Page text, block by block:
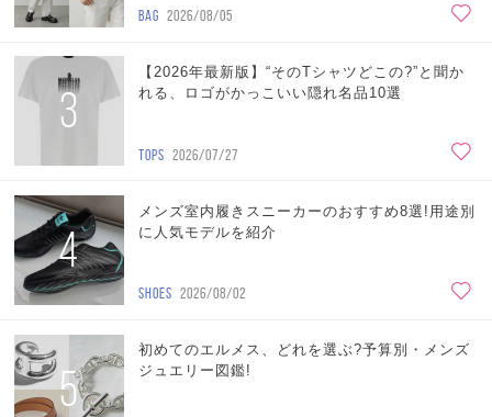
BAG 2026/08/05
3
【2026年最新版】“そのTシャツどこの?”と聞か
れる、ロゴがかっこいい隠れ名品10選
TOPS 2026/07/27
4
メンズ室内履きスニーカーのおすすめ8選!用途別
に人気モデルを紹介
SHOES 2026/08/02
5
初めてのエルメス、どれを選ぶ?予算別・メンズ
ジュエリー図鑑!